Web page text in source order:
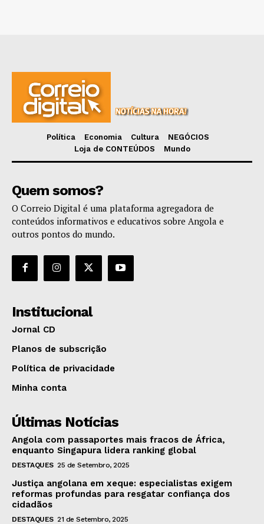
Política Economia Cultura
NEGÓCIOS
Loja de CONTEÚDOS
Mundo
Quem somos?
O Correio Digital é uma plataforma agregadora de
conteúdos informativos e educativos sobre Angola e
outros pontos do mundo.
Institucional
Jornal CD
Planos de subscrição
Política de privacidade
Minha conta
Últimas Notícias
Angola com passaportes mais fracos de África,
enquanto Singapura lidera ranking global
DESTAQUES 25 de Setembro, 2025
Justiça angolana em xeque: especialistas exigem
reformas profundas para resgatar confiança dos
cidadãos
DESTAQUES 21 de Setembro, 2025